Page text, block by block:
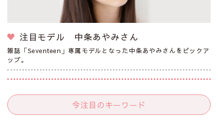
注目モデル 中条あやみさん
雑誌「Seventeen」専属モデルとなった中条あやみさんをピックア
ップ。
今注目のキーワード